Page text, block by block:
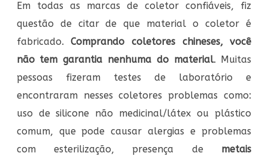
Em todas as marcas de coletor confiáveis, fiz
questão de citar de que material o coletor é
fabricado.Comprando coletores chineses, você
não tem garantia nenhuma do material. Muitas
pessoas fizeram testes de laboratório e
encontraram nesses coletores problemas como:
uso de silicone não medicinal/látex ou plástico
comum, que pode causar alergias e problemas
com esterilização, presença de metais